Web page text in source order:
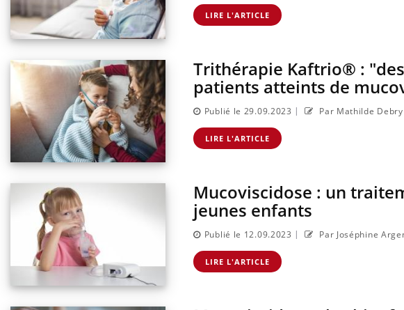
LIRE L'ARTICLE
Trithérapie Kaftrio® :
patients atteints de
Publié le 29.09.2023 | Par Mathilde Debry
LIRE L'ARTICLE
Mucoviscidose : un
jeunes enfants
Publié le 12.09.2023 | Par Joséphine
LIRE L'ARTICLE